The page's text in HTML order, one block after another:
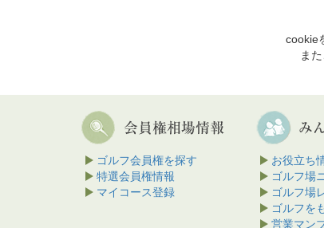
cookie
ま
ゴルフ会員権を探す
特選会員権情報
マイコース登録
お役立ち
ゴルフ場
ゴルフ場
ゴルフを
営業マン